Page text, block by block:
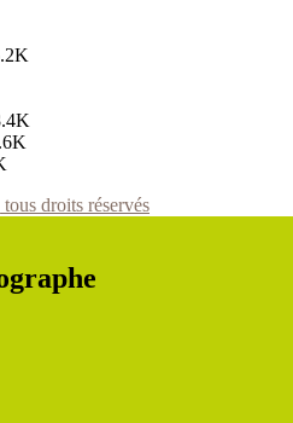
droits réservés